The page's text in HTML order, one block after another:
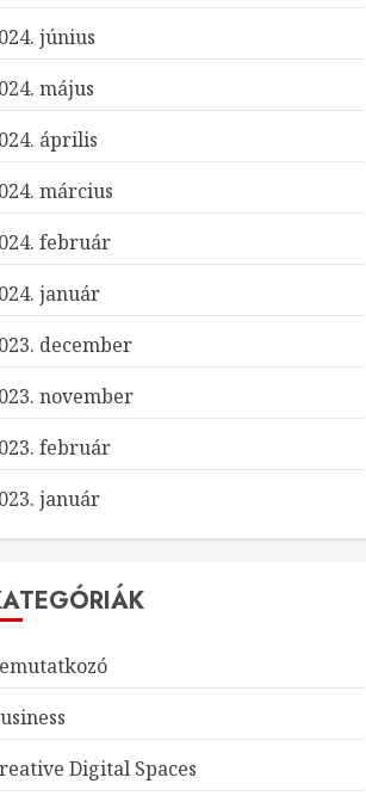
június
május
április
március
február
január
december
november
február
január
Digital Spaces